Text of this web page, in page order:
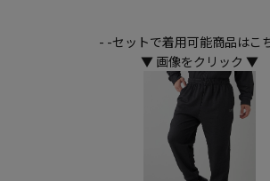
- -セットで着用可能商品はこ
▼ 画像をクリック ▼